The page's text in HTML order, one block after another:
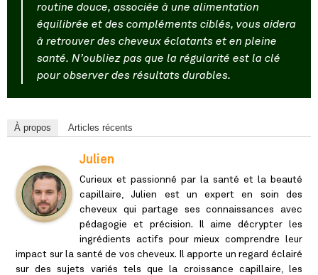
routine douce, associée à une alimentation
équilibrée et des compléments ciblés, vous aidera
à retrouver des cheveux éclatants et en pleine
santé. N’oubliez pas que la régularité est la clé
pour observer des résultats durables.
À propos Articles récents
Julien
Curieux et passionné par la santé et la beauté
capillaire, Julien est un expert en soin des
cheveux qui partage ses connaissances avec
pédagogie et précision. Il aime décrypter les
ingrédients actifs pour mieux comprendre leur
impact sur la santé de vos cheveux. Il apporte un regard éclairé
sur des sujets variés tels que la croissance capillaire, les